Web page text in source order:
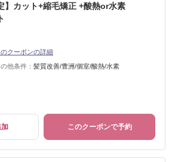
】カット+縮毛矯正 +酸熱or水素
のクーポンの詳細
他条件： 髪質改善/豊洲/個室/酸熱/水素
このクーポンで予約